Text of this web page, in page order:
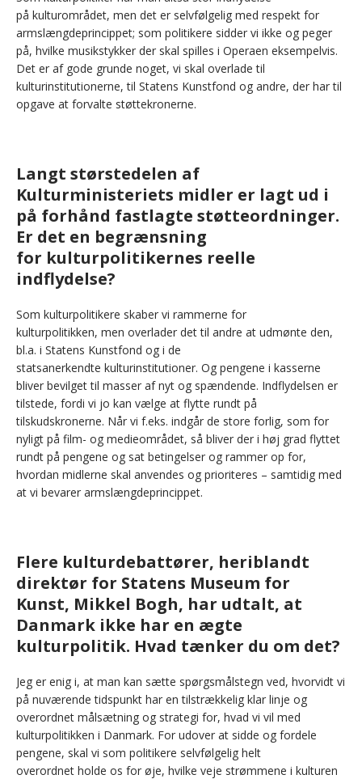
på kulturområdet, men det er selvfølgelig med respekt for
armslængdeprincippet; som politikere sidder vi ikke og peger
på, hvilke musikstykker der skal spilles i Operaen eksempelvis.
Det er af gode grunde noget, vi skal overlade til
kulturinstitutionerne, til Statens Kunstfond og andre, der har til
opgave at forvalte støttekronerne.
Langt størstedelen af
Kulturministeriets midler er lagt ud i
på forhånd fastlagte støtteordninger.
Er det en begrænsning
for kulturpolitikernes reelle
indflydelse?
Som kulturpolitikere skaber vi rammerne for
kulturpolitikken, men overlader det til andre at udmønte den,
bl.a. i Statens Kunstfond og i de
statsanerkendte kulturinstitutioner. Og pengene i kasserne
bliver bevilget til masser af nyt og spændende. Indflydelsen er
tilstede, fordi vi jo kan vælge at flytte rundt på
tilskudskronerne. Når vi f.eks. indgår de store forlig, som for
nyligt på film- og medieområdet, så bliver der i høj grad flyttet
rundt på pengene og sat betingelser og rammer op for,
hvordan midlerne skal anvendes og prioriteres – samtidig med
at vi bevarer armslængdeprincippet.
Flere kulturdebattører, heriblandt
direktør for Statens Museum for
Kunst, Mikkel Bogh, har udtalt, at
Danmark ikke har en ægte
kulturpolitik. Hvad tænker du om det?
Jeg er enig i, at man kan sætte spørgsmålstegn ved, hvorvidt vi
på nuværende tidspunkt har en tilstrækkelig klar linje og
overordnet målsætning og strategi for, hvad vi vil med
kulturpolitikken i Danmark. For udover at sidde og fordele
pengene, skal vi som politikere selvfølgelig helt
overordnet holde os for øje, hvilke veje strømmene i kulturen